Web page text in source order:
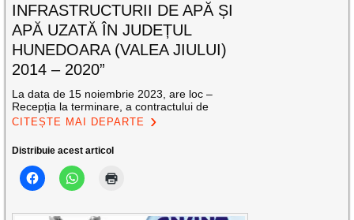
INFRASTRUCTURII DE APĂ ȘI
APĂ UZATĂ ÎN JUDEȚUL
HUNEDOARA (VALEA JIULUI)
2014 – 2020”
La data de 15 noiembrie 2023, are loc –
Recepția la terminare, a contractului de
CITEȘTE MAI DEPARTE
Distribuie acest articol